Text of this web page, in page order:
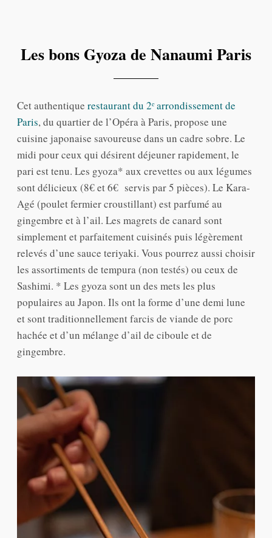
Les bons Gyoza de Nanaumi Paris
Cet authentique restaurant du 2ᵉ arrondissement de
Paris, du quartier de l’Opéra à Paris, propose une
cuisine japonaise savoureuse dans un cadre sobre. Le
midi pour ceux qui désirent déjeuner rapidement, le
pari est tenu. Les gyoza* aux crevettes ou aux légumes
sont délicieux (8€ et 6€ servis par 5 pièces). Le Kara-
Agé (poulet fermier croustillant) est parfumé au
gingembre et à l’ail. Les magrets de canard sont
simplement et parfaitement cuisinés puis légèrement
relevés d’une sauce teriyaki. Vous pourrez aussi choisir
les assortiments de tempura (non testés) ou ceux de
Sashimi. * Les gyoza sont un des mets les plus
populaires au Japon. Ils ont la forme d’une demi lune
et sont traditionnellement farcis de viande de porc
hachée et d’un mélange d’ail de ciboule et de
gingembre.